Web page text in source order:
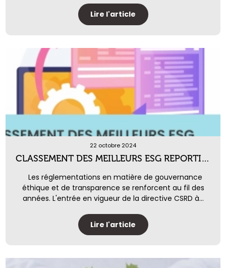
Lire l'article
22 octobre 2024
CLASSEMENT DES MEILLEURS ESG REPORTING SOFTWARE
Les réglementations en matière de gouvernance
éthique et de transparence se renforcent au fil des
années. L'entrée en vigueur de la directive CSRD à...
Lire l'article